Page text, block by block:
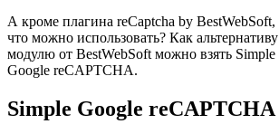
А кроме плагина reCaptcha by BestWebSoft,
что можно использовать? Как альтернативу
модулю от BestWebSoft можно взять Simple
Google reCAPTCHA.
Simple Google reCAPTCHA